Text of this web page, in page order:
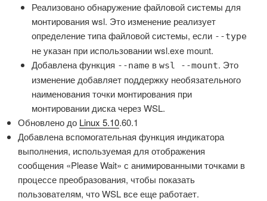
Реализовано обнаружение файловой системы для
монтирования wsl. Это изменение реализует
определение типа файловой системы, если --type
не указан при использовании wsl.exe mount.
Добавлена функция --nameв wsl --mount. Это
изменение добавляет поддержку необязательного
наименования точки монтирования при
монтировании диска через WSL.
Обновлено до Linux 5.10.60.1
Добавлена ​​вспомогательная функция индикатора
выполнения, используемая для отображения
сообщения «Please Wait» с анимированными точками в
процессе преобразования, чтобы показать
пользователям, что WSL все еще работает.